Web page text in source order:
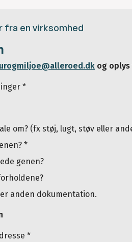
en virksomhed
og
*
om? (fx støj, lugt, støv eller
*
genen?
anden dokumentation.
*